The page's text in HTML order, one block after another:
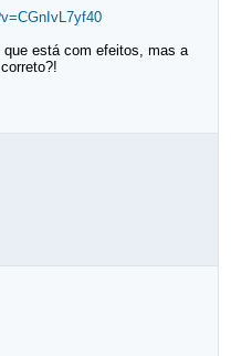
está com efeitos, mas a